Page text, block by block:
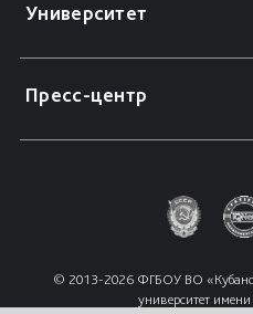
Университет
Пресс-центр
© 2013-2026 ФГБОУ ВО
университет